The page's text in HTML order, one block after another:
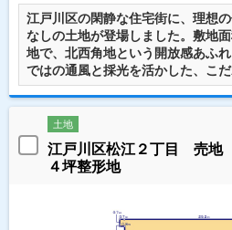
江戸川区の閑静な住宅街に、理想
なしの土地が登場しました。敷地
地で、北西角地という開放感あふ
ではの通風と採光を活かした、こ
土地
江戸川区松江２丁目 売地
４坪整形地